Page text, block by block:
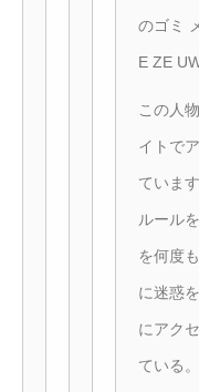
のゴミ
E ZE
この人
イトで
ています
ルール
を何度
に迷惑
にアク
ている。